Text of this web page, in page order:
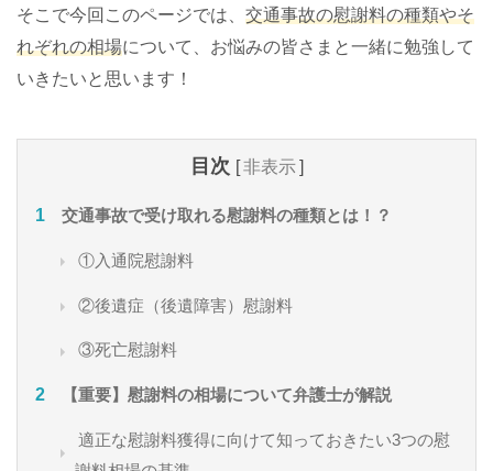
そこで今回このページでは、 交通事故の慰謝料の種類やそ
れぞれの相場について、お悩みの皆さまと一緒に勉強して
いきたいと思います！
目次 [非表示]
交通事故で受け取れる慰謝料の種類とは！？
①入通院慰謝料
②後遺症（後遺障害）慰謝料
③死亡慰謝料
【重要】慰謝料の相場について弁護士が解説
適正な慰謝料獲得に向けて知っておきたい3つの慰